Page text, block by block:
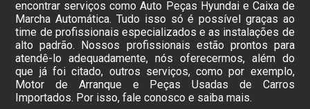
encontrar serviços como Auto Peças Hyundai e Caixa de
Marcha Automática. Tudo isso só é possível graças ao
time de profissionais especializados e as instalações de
alto padrão. Nossos profissionais estão prontos para
atendê-lo adequadamente, nós oferecermos, além do
que já foi citado, outros serviços, como por exemplo,
Motor de Arranque e Peças Usadas de Carros
Importados. Por isso, fale conosco e saiba mais.